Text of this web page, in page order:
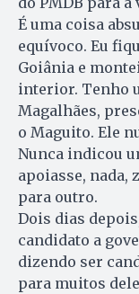
É uma coisa
equívoco. Eu
Goiânia e
interior. Tenho
Maga­lhães,
o Maguito. Ele
Nunca indicou
apoiasse, nada,
para outro.
Dois dias
candidato a
dizendo ser
para muitos